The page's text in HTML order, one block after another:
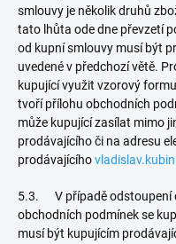
smlouvy je několik druhů
tato lhůta ode dne převzetí
od kupní smlouvy musí být
uvedené v předchozí větě.
kupující využit vzorový
tvoří přílohu obchodních
může kupující zasílat mimo
prodávajícího či na adresu
prodávajícího
5.3. V případě odstoupení
obchodních podmínek se
musí být kupujícím